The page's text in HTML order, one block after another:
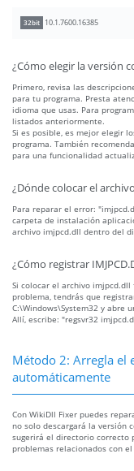
32bit 10.1.7600.16385
¿Cómo elegir la versión
Primero, revisa las
para tu programa. Presta
idioma que usas. Para
listados anteriormente.
Si es posible, es mejor elegir
programa. También
para una funcionalidad
¿Dónde colocar el
Para reparar el error:
carpeta de instalación
archivo imjpcd.dll dentro del
¿Cómo registrar
Si colocar el archivo
problema, tendrás que
C:\Windows\System32 y abre
Allí, escribe: "regsvr32
Método 2: Arregla el
automáticamente
Con WikiDll Fixer puedes
no solo descargará la versión
sugerirá el directorio correcto
problemas relacionados con